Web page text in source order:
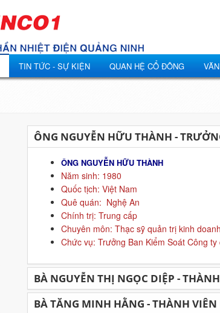
TIN TỨC - SỰ KIỆN QUAN HỆ CỔ ĐÔNG
ÔNG NGUYỄN HỮU THÀNH -
ÔNG NGUYỄN HỮU THÀNH
Năm sinh: 1980
Quốc tịch: Việt Nam
Quê quán: Nghệ An
Chính trị: Trung cấp
Chuyên môn: Thạc sỹ quản trị kinh doanh
Chức vụ: Trưởng Ban Kiểm Soát Công
BÀ NGUYỄN THỊ NGỌC DIỆP -
BÀ TĂNG MINH HẰNG - THÀNH VIÊN